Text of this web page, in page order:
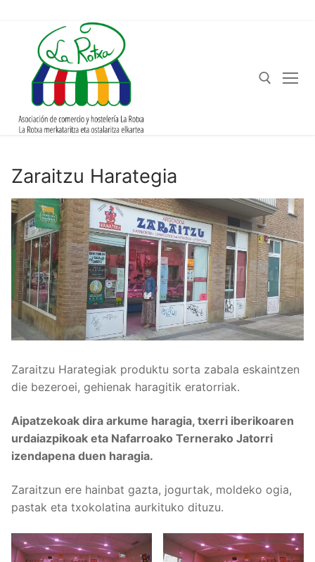
Zaraitzu Harategia
Zaraitzu Harategiak produktu sorta zabala eskaintzen
die bezeroei, gehienak haragitik eratorriak.
Aipatzekoak dira arkume haragia, txerri iberikoaren
urdaiazpikoak eta Nafarroako Ternerako Jatorri
izendapena duen haragia.
Zaraitzun ere hainbat gazta, jogurtak, moldeko ogia,
pastak eta txokolatina aurkituko dituzu.